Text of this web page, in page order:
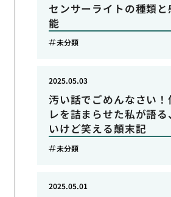
センサーライトの種類
能
未分類
汚い話でごめんなさい！
レを詰まらせた私が語る
いけど笑える顛末記
2025.05.03
未分類
2025.05.01